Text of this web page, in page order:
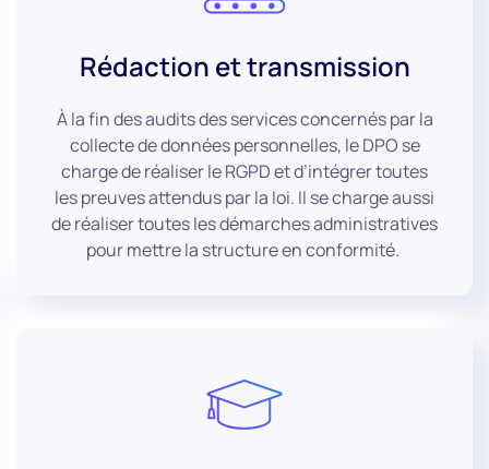
Rédaction et transmission
À la fin des audits des services concernés par la
collecte de données personnelles, le DPO se
charge de réaliser le RGPD et d’intégrer toutes
les preuves attendus par la loi. Il se charge aussi
de réaliser toutes les démarches administratives
pour mettre la structure en conformité.